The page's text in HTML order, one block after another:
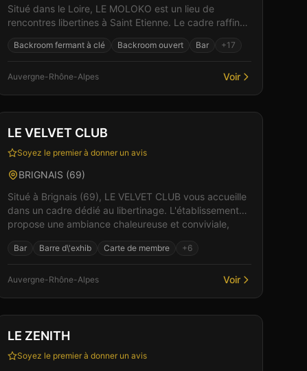
Situé dans le Loire, LE MOLOKO est un lieu de
rencontres libertines à Saint Etienne. Le cadre raffiné
Backroom fermant à clé Backroom ouvert Bar +17
Auvergne-Rhône-Alpes Voir
Club Restaurant +2
LE VELVET CLUB
Soyez le premier à donner un avis
BRIGNAIS (69)
Situé à Brignais (69), LE VELVET CLUB vous accueille
dans un cadre dédié au libertinage. L'établissement
propose une ambiance chaleureuse et conviviale,
Bar Barre d\'exhib Carte de membre +6
Auvergne-Rhône-Alpes Voir
Club Sauna +5
LE ZENITH
Soyez le premier à donner un avis